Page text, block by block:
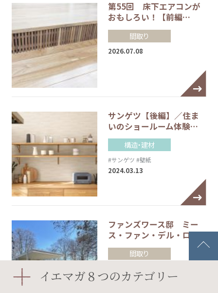
第55回 床下エアコンが
おもしろい！【前編…
間取り
2026.07.08
サンゲツ【後編】／住ま
いのショールーム体験…
構造・建材
#サンゲツ #壁紙
2024.03.13
ファンズワース邸 ミー
ス・ファン・デル・ロ…
間取り
イエマガ８つのカテゴリー